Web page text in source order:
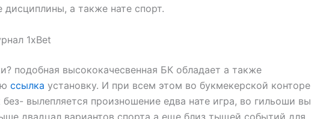
дисциплины, а также нате спорт.
1xBet
подобная высококачесвенная БК обладает а также
ссылка установку. И при всем этом во букмекерской конторе
вылепляется произношение едва нате игра, во гильоши вы
двадцал вариантов спорта а еще близ тыщей событий для